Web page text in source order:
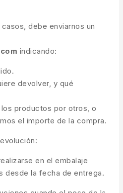
debe enviarnos un
indicando:
devolver, y qué
productos por otros, o
el importe de la compra.
en el embalaje
desde la fecha de entrega.